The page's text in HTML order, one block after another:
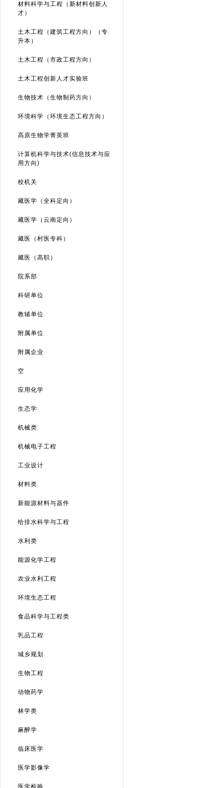
材料科学与工程（新材料创新人
才）
土木工程（建筑工程方向）（专
升本）
土木工程（市政工程方向）
土木工程创新人才实验班
生物技术（生物制药方向）
环境科学（环境生态工程方向）
高原生物学菁英班
计算机科学与技术(信息技术与应
用方向)
校机关
藏医学（全科定向）
藏医学（云南定向）
藏医（村医专科）
藏医（高职）
院系部
科研单位
教辅单位
附属单位
附属企业
空
应用化学
生态学
机械类
机械电子工程
工业设计
材料类
新能源材料与器件
给排水科学与工程
水利类
能源化学工程
农业水利工程
环境生态工程
食品科学与工程类
乳品工程
城乡规划
生物工程
动物药学
林学类
麻醉学
临床医学
医学影像学
医学检验